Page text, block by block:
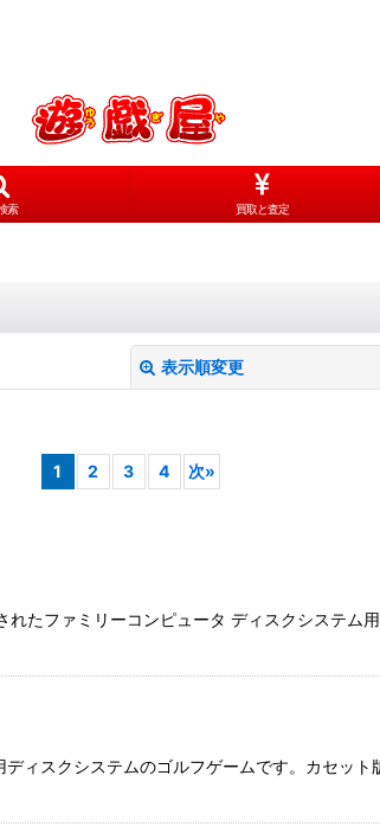
索 買取と査定
表示順変更
1 2 3 4 次»
たファミリーコンピュータ ディスクシステム
ィスクシステムのゴルフゲームです。カセッ